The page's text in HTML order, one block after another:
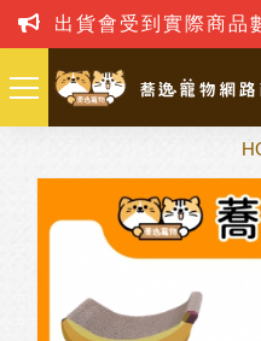
出貨會受到實際商品